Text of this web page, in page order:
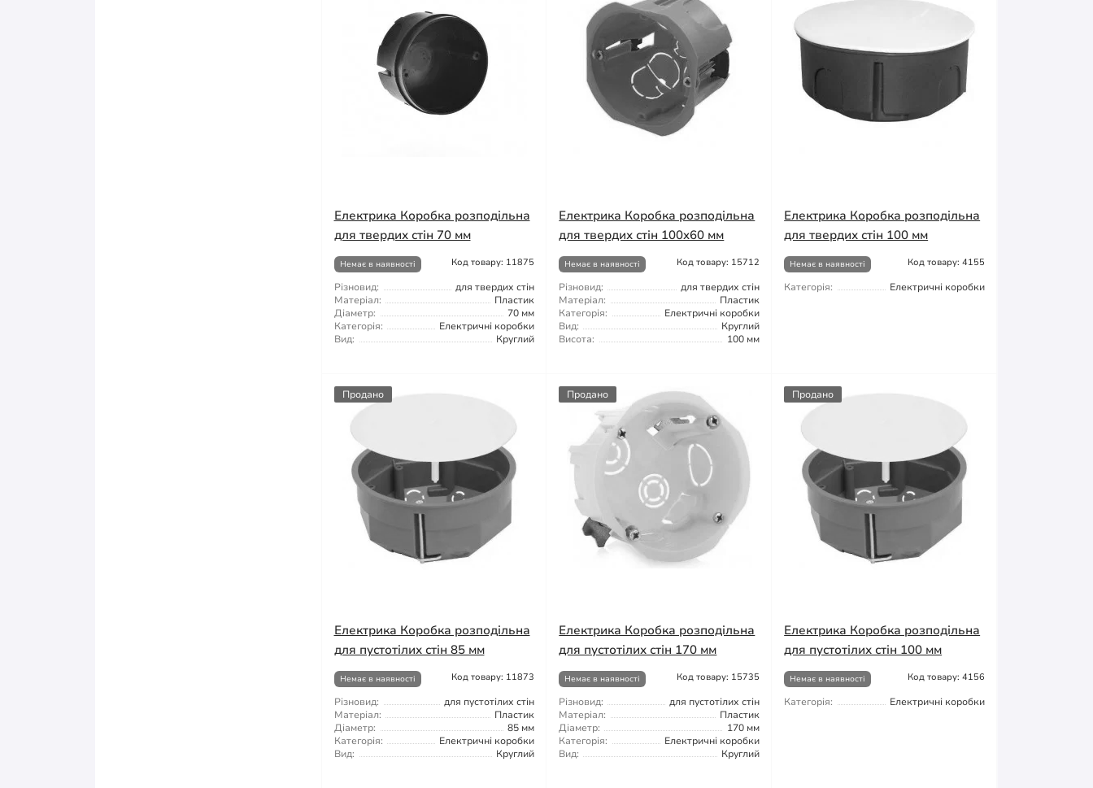
Електрика Коробка розподільна
для твердих стін 70 мм
Немає в наявності Код товару: 11875
Різновид:
для твердих стін
Матеріал:
Пластик
Діаметр:
70 мм
Категорія:
Електричні коробки
Вид:
Круглий
Електрика Коробка розподільна
для твердих стін 100x60 мм
Немає в наявності Код товару: 15712
Різновид:
для твердих стін
Матеріал:
Пластик
Категорія:
Електричні коробки
Вид:
Круглий
Висота:
100 мм
Електрика Коробка розподільна
для твердих стін 100 мм
Немає в наявності Код товару: 4155
Категорія: Електричні коробки
Продано
Електрика Коробка розподільна
для пустотілих стін 85 мм
Немає в наявності Код товару: 11873
Різновид:
для пустотілих стін
Матеріал:
Пластик
Діаметр:
85 мм
Категорія:
Електричні коробки
Вид:
Круглий
Продано
Електрика Коробка розподільна
для пустотілих стін 170 мм
Немає в наявності Код товару: 15735
Різновид:
для пустотілих стін
Матеріал:
Пластик
Діаметр:
170 мм
Категорія:
Електричні коробки
Вид:
Круглий
Продано
Електрика Коробка розподільна
для пустотілих стін 100 мм
Немає в наявності Код товару: 4156
Категорія: Електричні коробки